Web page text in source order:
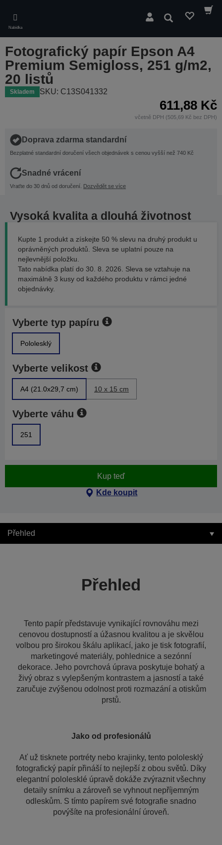
main
content
Nabídka
Hledat
Fotografický papír Epson A4
Premium Semigloss, 251 g/m2,
20 listů
Skladem SKU: C13S041332
611,88 Kč
včetně DPH (505,69 Kč bez DPH)
Doprava zdarma standardní
Bezplatné standardní doručení všech objednávek s cenou vyšší než 740 Kč
Snadné vrácení
Vraťte do 30 dnů od doručení. Dozvědět se více
Vysoká kvalita a dlouhá životnost
Kupte 1 produkt a získejte 50 % slevu na druhý produkt u
oprávněných produktů. Sleva se uplatní pouze na
nejlevnější položku.
Tato nabídka platí do 30. 8. 2026. Sleva se vztahuje na
maximálně 3 kusy od každého produktu v rámci jedné
objednávky.
Vyberte typ papíru
Pololesklý
Vyberte velikost
A4 (21.0x29,7 cm) 10 x 15 cm
Vyberte váhu
251
Kup teď
Kde koupit
Přehled
Přehled
Tento papír představuje vynikající rovnováhu mezi
cenovou dostupností a úžasnou kvalitou a je skvělou
volbou pro širokou škálu aplikací, jako je tisk fotografií,
marketingové materiály, pohlednice a sezónní
dekorace. Jeho povrchová úprava poskytuje bohatý a
živý obraz s vylepšeným kontrastem a jasností a také
zaručuje zvýšenou odolnost proti rozmazání a otiskům
prstů.
Jako od profesionálů
Ať už tisknete portréty nebo krajinky, tento pololesklý
fotografický papír přináší to nejlepší z obou světů. Díky
elegantní pololesklé úpravě dokáže zvýraznit všechny
detaily snímku a zároveň se vyhnout nepříjemným
odleskům. S tímto papírem své fotografie snadno
povýšíte na profesionální úroveň.